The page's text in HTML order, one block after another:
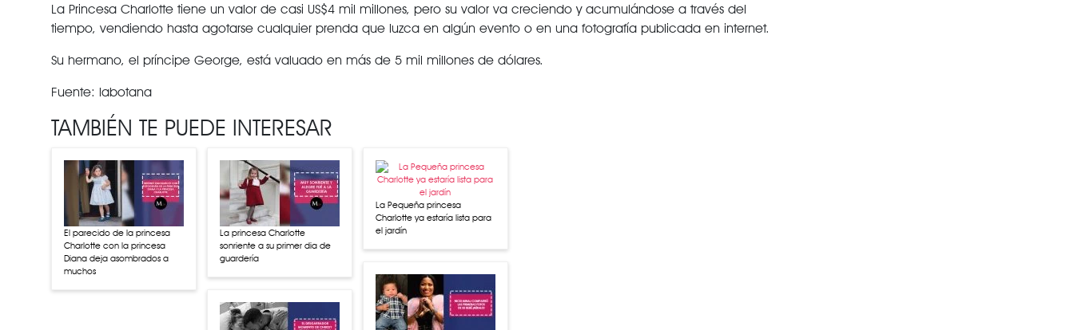
La Princesa Charlotte tiene un valor de casi US$4 mil millones, pero su valor va creciendo y acumulándose a través del
tiempo, vendiendo hasta agotarse cualquier prenda que luzca en algún evento o en una fotografía publicada en internet.
Su hermano, el príncipe George, está valuado en más de 5 mil millones de dólares.
Fuente: labotana
TAMBIÉN TE PUEDE INTERESAR
El parecido de la princesa
Charlotte con la princesa
Diana deja asombrados a
muchos
La princesa Charlotte
sonriente a su primer dia de
guardería
La Pequeña princesa
Charlotte ya estaría lista para
el jardín